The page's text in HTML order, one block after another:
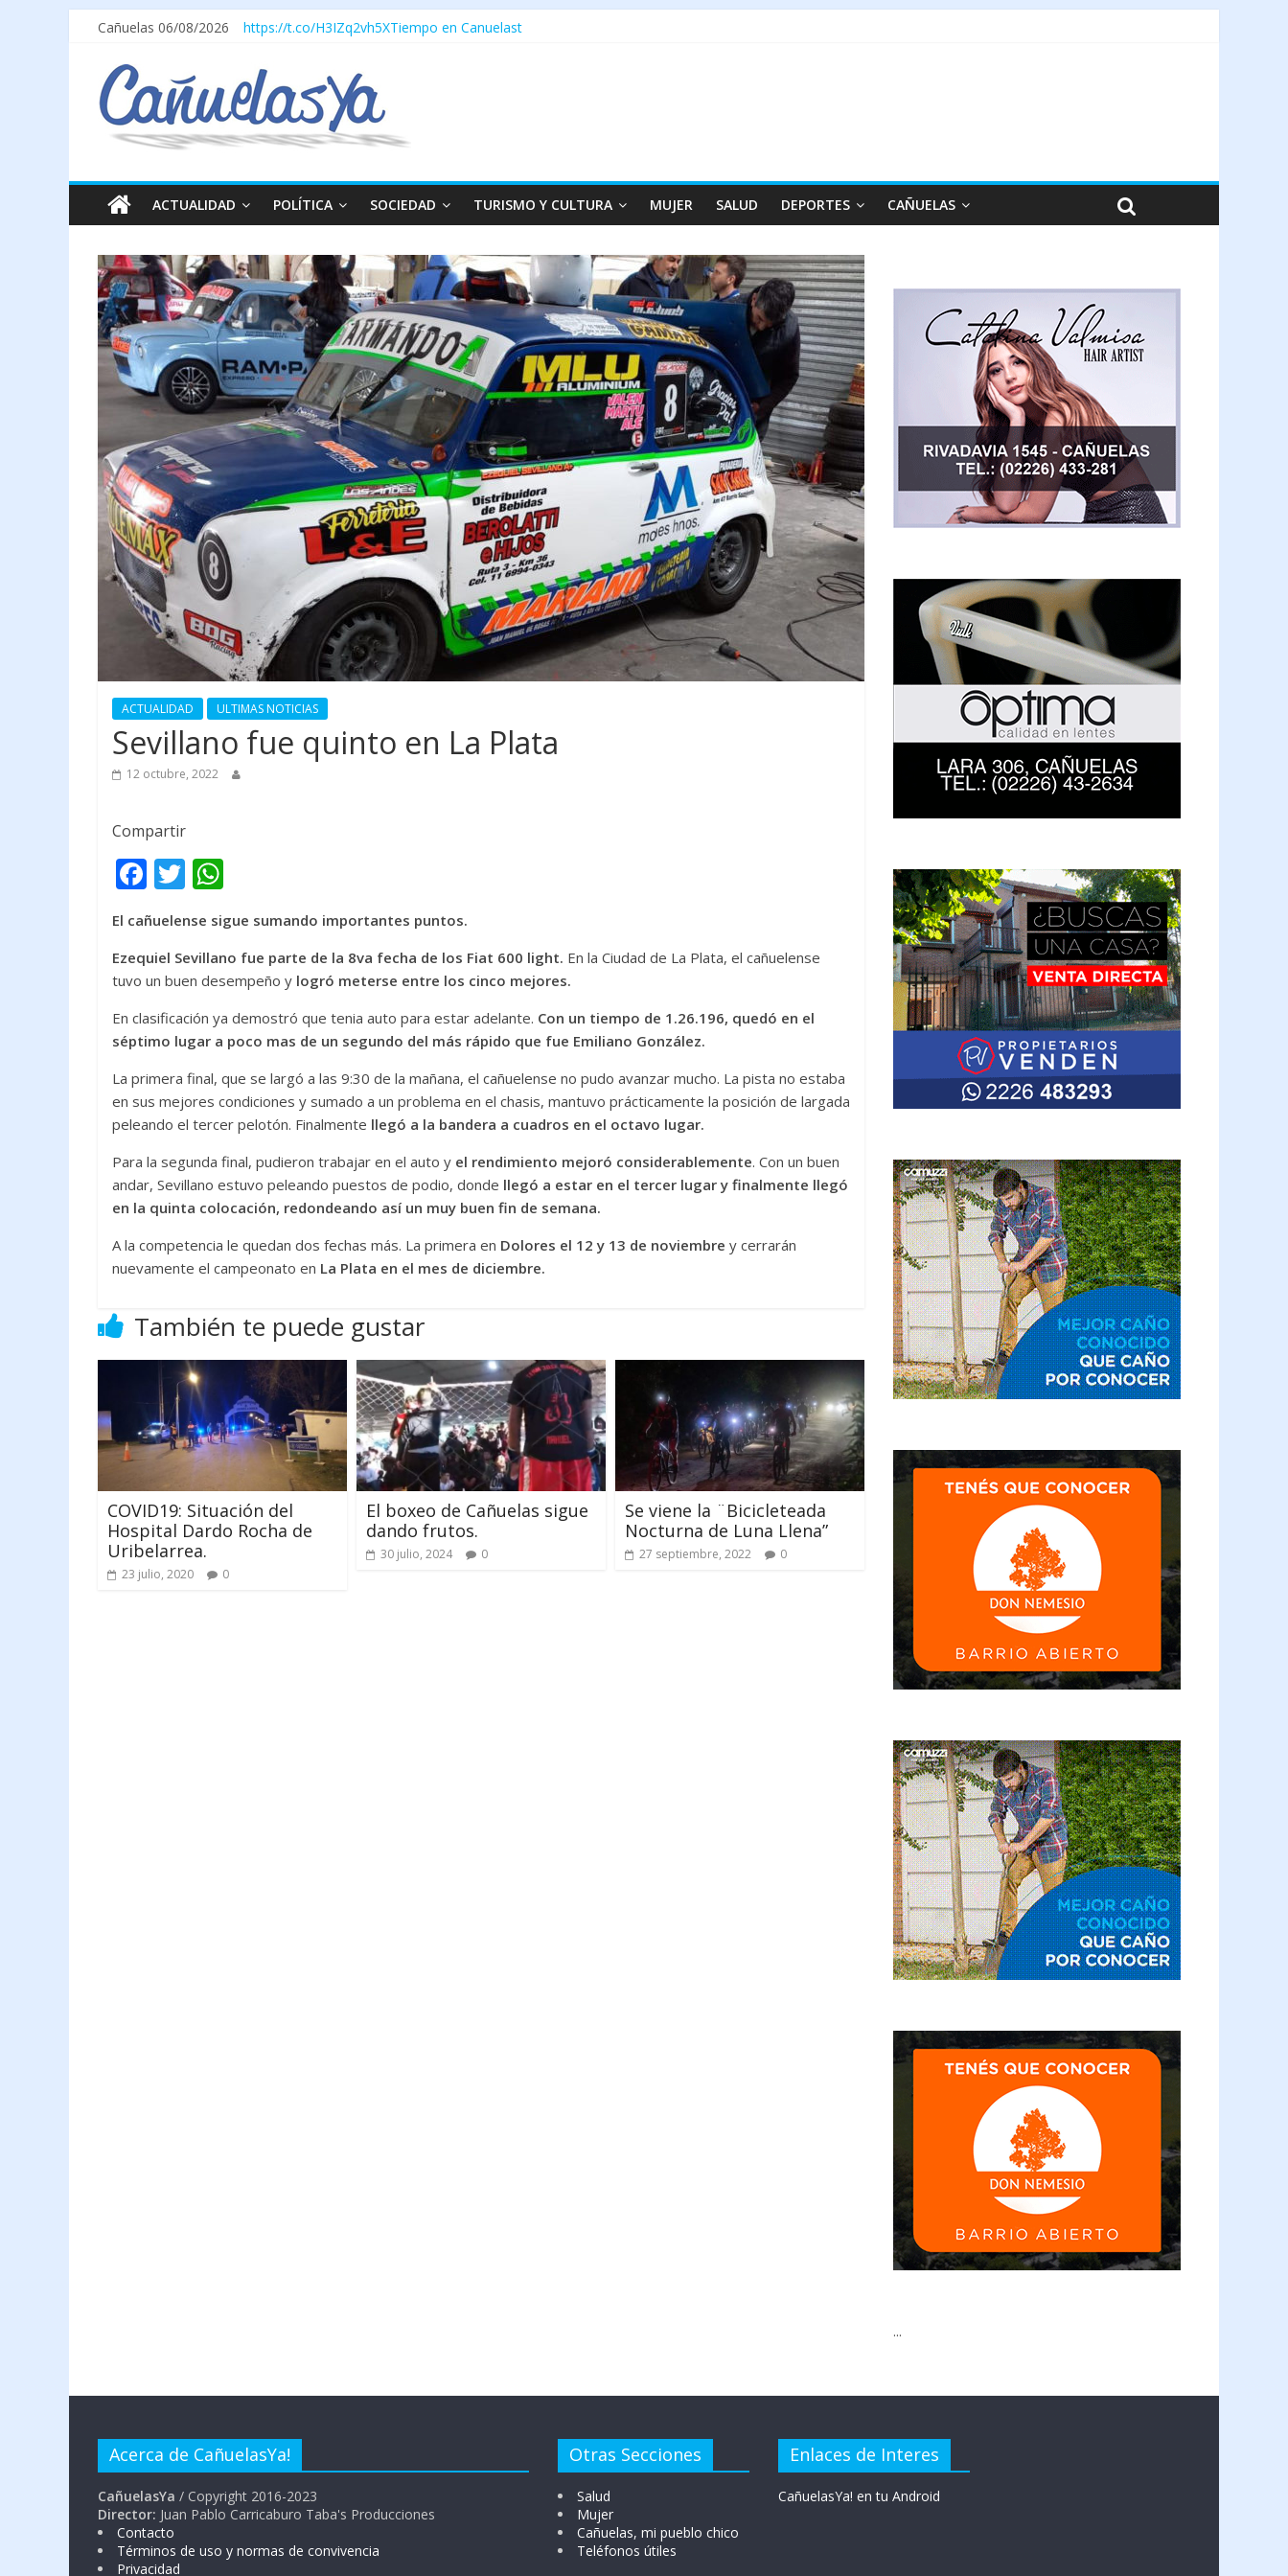
Cañuelas 06/08/2026 https://t.co/H3IZq2vh5XTiempo en Canuelast
ACTUALIDAD POLÍTICA SOCIEDAD TURISMO Y CULTURA MUJER SALUD DEPORTES CAÑUELAS
ACTUALIDAD ULTIMAS NOTICIAS
Sevillano fue quinto en La Plata
12 octubre, 2022
Compartir
F
ac
e
b
o
o
k
T
itt
er
at
s
A
p
p
El cañuelense sigue sumando importantes puntos.
Ezequiel Sevillano fue parte de la 8va fecha de los Fiat 600 light. En la Ciudad de La Plata, el cañuelense
tuvo un buen desempeño y logró meterse entre los cinco mejores.
En clasificación ya demostró que tenia auto para estar adelante. Con un tiempo de 1.26.196, quedó en el
séptimo lugar a poco mas de un segundo del más rápido que fue Emiliano González.
La primera final, que se largó a las 9:30 de la mañana, el cañuelense no pudo avanzar mucho. La pista no estaba
en sus mejores condiciones y sumado a un problema en el chasis, mantuvo prácticamente la posición de largada
peleando el tercer pelotón. Finalmente llegó a la bandera a cuadros en el octavo lugar.
Para la segunda final, pudieron trabajar en el auto y el rendimiento mejoró considerablemente. Con un buen
andar, Sevillano estuvo peleando puestos de podio, donde llegó a estar en el tercer lugar y finalmente llegó
en la quinta colocación, redondeando así un muy buen fin de semana.
A la competencia le quedan dos fechas más. La primera en Dolores el 12 y 13 de noviembre y cerrarán
nuevamente el campeonato en La Plata en el mes de diciembre.
También te puede gustar
COVID19: Situación del
Hospital Dardo Rocha de
Uribelarrea.
23 julio, 2020 0
El boxeo de Cañuelas sigue
dando frutos.
30 julio, 2024 0
Se viene la ¨Bicicleteada
Nocturna de Luna Llena”
27 septiembre, 2022 0
...
Acerca de CañuelasYa!
CañuelasYa / Copyright 2016-2023
Director: Juan Pablo Carricaburo Taba's Producciones
Contacto
Términos de uso y normas de convivencia
Privacidad
Otras Secciones
Salud
Mujer
Cañuelas, mi pueblo chico
Teléfonos útiles
Enlaces de Interes
CañuelasYa! en tu Android